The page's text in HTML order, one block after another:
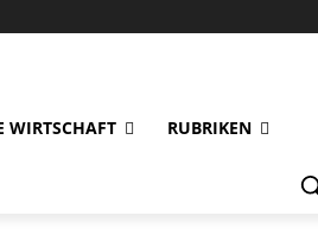
WIRTSCHAFT RUBRIKEN